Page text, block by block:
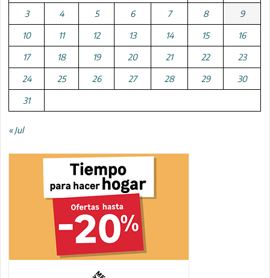
3 4 5 6 7 8 9
10 11 12 13 14 15 16
17 18 19 20 21 22 23
24 25 26 27 28 29 30
31
« Jul